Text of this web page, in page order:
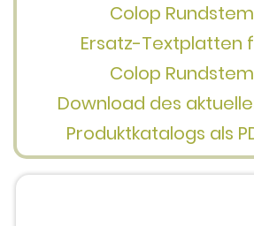
Colop
Ersatz-Textplatten
Colop
Download des
Produktkatalogs als